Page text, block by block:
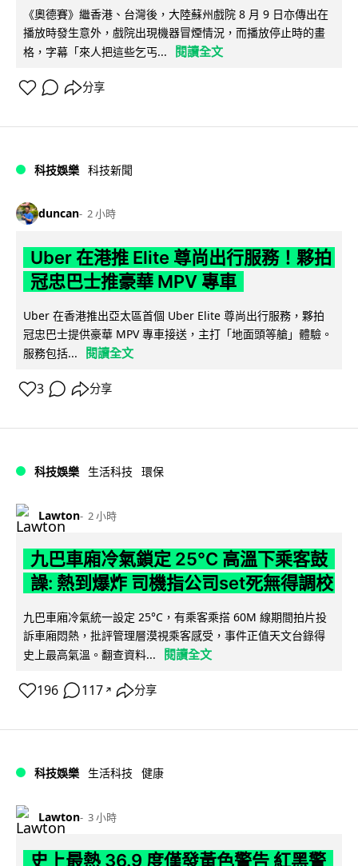
《奧德賽》繼香港、台灣後，大陸蘇州戲院 8 月 9 日亦傳出在
播放時發生意外，戲院出現機器冒煙情況，而播放停止時的畫
格，字幕「來人把這些乞丐...
閱讀全文
分享
科技娛樂 科技新聞
duncan 2 小時
Uber 在港推 Elite 尊尚出行服務！夥拍
冠忠巴士推豪華 MPV 專車
Uber 在香港推出亞太區首個 Uber Elite 尊尚出行服務，夥拍
冠忠巴士提供豪華 MPV 專車接送，主打「地面頭等艙」體驗。
服務包括...
閱讀全文
3 分享
科技娛樂 生活科技 環保
Lawton 2 小時
九巴車廂冷氣鎖定 25°C 高溫下乘客鼓
譟: 熱到爆炸 司機指公司set死無得調校
九巴車廂冷氣統一設定 25°C，有乘客乘搭 60M 線期間拍片投
訴車廂悶熱，批評管理層漠視乘客感受，事件正值天文台錄得
史上最高氣溫。翻查資料...
閱讀全文
196 117 ↗ 分享
科技娛樂 生活科技 健康
Lawton 3 小時
史上最熱 36.9 度僅發黃色警告 紅黑警